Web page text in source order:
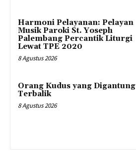
Harmoni Pelayanan: Pelayan
Musik Paroki St. Yoseph
Palembang Percantik Liturgi
Lewat TPE 2020
8 Agustus 2026
Orang Kudus yang Digantung
Terbalik
8 Agustus 2026